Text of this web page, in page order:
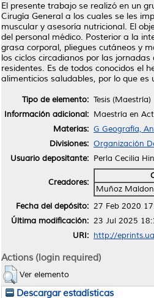
El presente trabajo se realizó en un
Cirugía General a los cuales se les
muscular y asesoría nutricional. El
del personal médico. Posterior a la
grasa corporal, pliegues cutáneos y
los ciclos circadianos por las
residentes. Es de todos conocidos el
alimenticios saludables, por lo que
Tipo de elemento: Tesis (Maestría)
Información adicional: Maestría en
Materias: G Geografía,
Divisiones: Organización
Usuario depositante: Perla Cecilia
Creadores:
Muñoz
Fecha del depósito: 27 Feb 2020
Última modificación: 23 Jul 2025
URI: http://
Actions (login required)
Ver elemento
Descargar estadísticas